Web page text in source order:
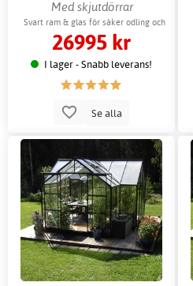
Med skjutdörrar
Svart ram & glas för säker odling och
uterum
26995 kr
I lager - Snabb leverans!
Se alla